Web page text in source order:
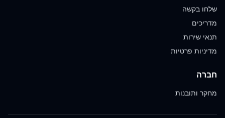
שלחו בקשה
מדריכים
תנאי שירות
מדיניות פרטיות
חברה
מחקר ותובנות